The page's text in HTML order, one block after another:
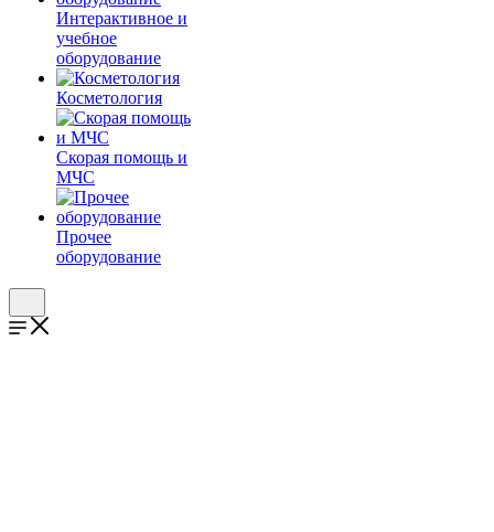
Интерактивное и
учебное
оборудование
Косметология
Скорая помощь и
МЧС
Прочее
оборудование